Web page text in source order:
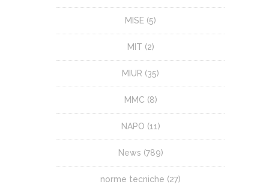
MISE (5)
MIT (2)
MIUR (35)
MMC (8)
NAPO (11)
News (789)
norme tecniche (27)